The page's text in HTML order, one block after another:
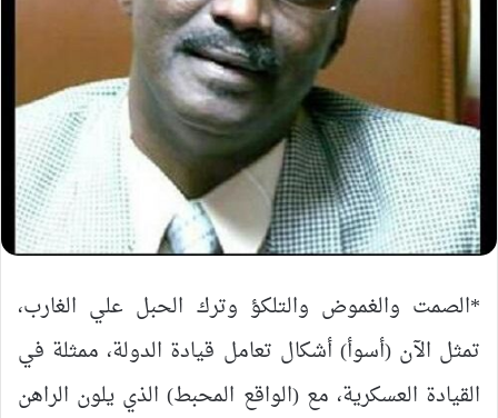
*الصمت والغموض والتلكؤ وترك الحبل علي الغارب،
تمثل الآن (أسوأ) أشكال تعامل قيادة الدولة، ممثلة في
القيادة العسكرية، مع (الواقع المحبط) الذي يلون الراهن